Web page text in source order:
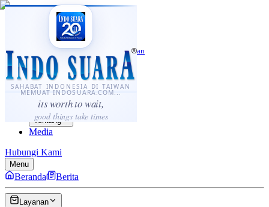
SAHABAT INDONESIA DI TAIWAN
MEMUAT INDOSUARA.COM...
its worth to wait,
good things take times
·...
⌘K
Sahabat Indonesia di Taiwan
Berita
Layanan
Komunitas
Panduan
Tentang
Media
Hubungi Kami
Menu
Beranda Berita
Layanan